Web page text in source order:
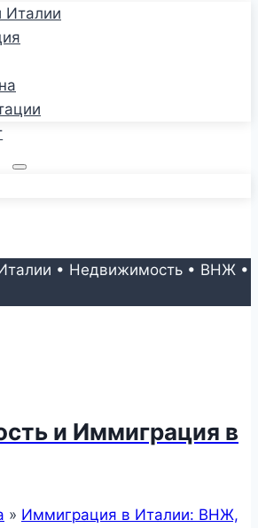
Италии
• Недвижимость • ВНЖ •
и Иммиграция в
» Иммиграция в Италии: ВНЖ,